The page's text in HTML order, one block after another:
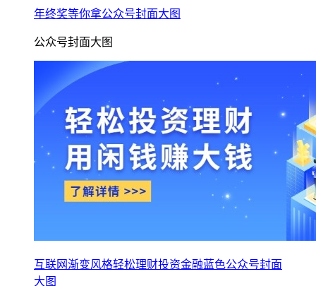
年终奖等你拿公众号封面大图
公众号封面大图
互联网渐变风格轻松理财投资金融蓝色公众号封面
大图